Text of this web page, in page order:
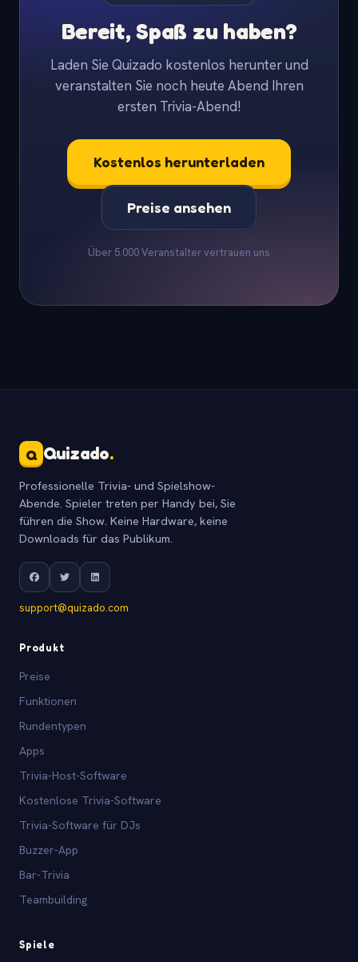
Bereit, Spaß zu haben?
Laden Sie Quizado kostenlos herunter und
veranstalten Sie noch heute Abend Ihren
ersten Trivia-Abend!
Kostenlos herunterladen
Preise ansehen
Über 5.000 Veranstalter vertrauen uns
Q Quizado.
Professionelle Trivia- und Spielshow-
Abende. Spieler treten per Handy bei, Sie
führen die Show. Keine Hardware, keine
Downloads für das Publikum.
support@quizado.com
Produkt
Preise
Funktionen
Rundentypen
Apps
Trivia-Host-Software
Kostenlose Trivia-Software
Trivia-Software für DJs
Buzzer-App
Bar-Trivia
Teambuilding
Spiele